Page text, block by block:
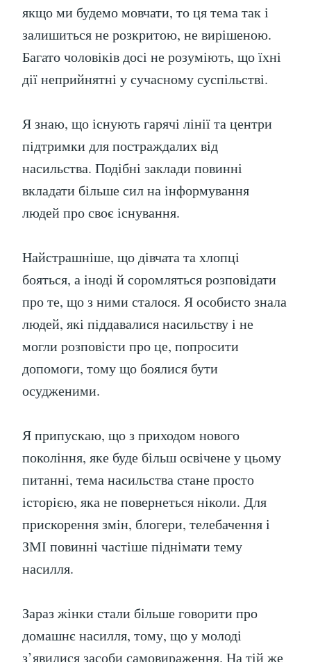
якщо ми будемо мовчати, то ця тема так і
залишиться не розкритою, не вирішеною.
Багато чоловіків досі не розуміють, що їхні
дії неприйнятні у сучасному суспільстві.
Я знаю, що існують гарячі лінії та центри
підтримки для постраждалих від
насильства. Подібні заклади повинні
вкладати більше сил на інформування
людей про своє існування.
Найстрашніше, що дівчата та хлопці
бояться, а іноді й соромляться розповідати
про те, що з ними сталося. Я особисто знала
людей, які піддавалися насильству і не
могли розповісти про це, попросити
допомоги, тому що боялися бути
осудженими.
Я припускаю, що з приходом нового
покоління, яке буде більш освічене у цьому
питанні, тема насильства стане просто
історією, яка не повернеться ніколи. Для
прискорення змін, блогери, телебачення і
ЗМІ повинні частіше піднімати тему
насилля.
Зараз жінки стали більше говорити про
домашнє насилля, тому, що у молоді
з’явилися засоби самовираження. На тій же